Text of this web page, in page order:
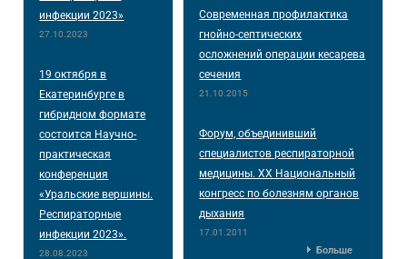
инфекции 2023»
27.10.2023
19 октября в
Екатеринбурге в
гибридном формате
состоится Научно-
практическая
конференция
«Уральские вершины.
Респираторные
инфекции 2023».
28.08.2023
Современная профилактика
гнойно-септических
осложнений операции кесарева
сечения
21.10.2015
Форум, объединивший
специалистов респираторной
медицины. XX Национальный
конгресс по болезням органов
дыхания
17.01.2011
Больше